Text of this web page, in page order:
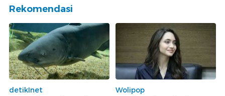
Rekomendasi
detikInet
Wolipop